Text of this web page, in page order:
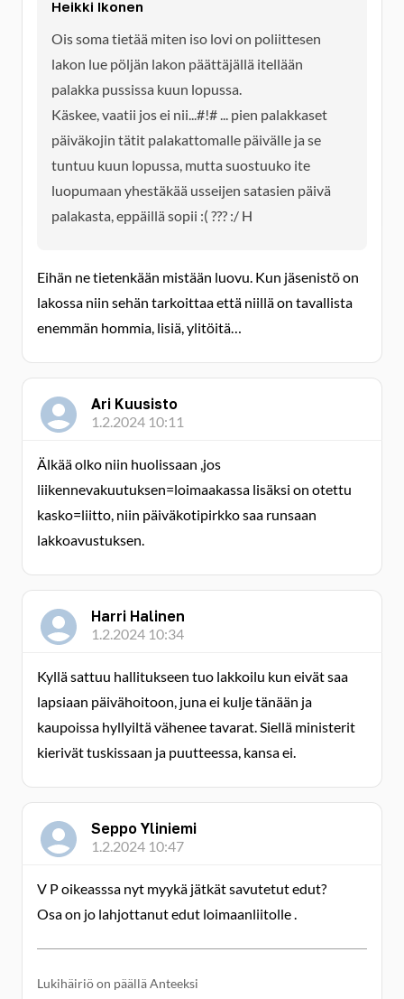
Heikki Ikonen
Ois soma tietää miten iso lovi on poliittesen
lakon lue pöljän lakon päättäjällä itellään
palakka pussissa kuun lopussa.
Käskee, vaatii jos ei nii...#!# ... pien palakkaset
päiväkojin tätit palakattomalle päivälle ja se
tuntuu kuun lopussa, mutta suostuuko ite
luopumaan yhestäkää usseijen satasien päivä
palakasta, eppäillä sopii :( ??? :/ H
Eihän ne tietenkään mistään luovu. Kun jäsenistö on
lakossa niin sehän tarkoittaa että niillä on tavallista
enemmän hommia, lisiä, ylitöitä…
Ari Kuusisto
1.2.2024 10:11
Älkää olko niin huolissaan ,jos
liikennevakuutuksen=loimaakassa lisäksi on otettu
kasko=liitto, niin päiväkotipirkko saa runsaan
lakkoavustuksen.
Harri Halinen
1.2.2024 10:34
Kyllä sattuu hallitukseen tuo lakkoilu kun eivät saa
lapsiaan päivähoitoon, juna ei kulje tänään ja
kaupoissa hyllyiltä vähenee tavarat. Siellä ministerit
kierivät tuskissaan ja puutteessa, kansa ei.
Seppo Yliniemi
1.2.2024 10:47
V P oikeasssa nyt myykä jätkät savutetut edut?
Osa on jo lahjottanut edut loimaanliitolle .
Lukihäiriö on päällä Anteeksi